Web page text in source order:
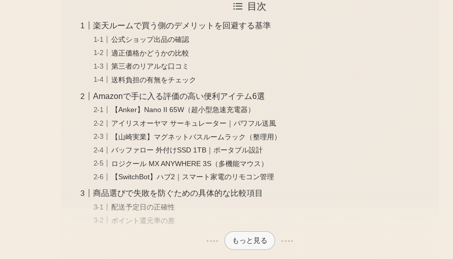
目次
楽天ルームで買う側のデメリットを回避する基準
公式ショップ出品の確認
適正価格かどうかの比較
第三者のリアルな口コミ
送料負担の有無をチェック
Amazonで手に入る評価の高い便利アイテム6選
【Anker】Nano II 65W（超小型急速充電器）
アイリスオーヤマ サーキュレーター｜パワフル送風
【山崎実業】マグネットバスルームラック（整理用）
バッファロー 外付けSSD 1TB｜ポータブル設計
ロジクール MX ANYWHERE 3S（多機能マウス）
【SwitchBot】ハブ2｜スマート家電のリモコン管理
商品選びで失敗を防ぐための具体的な比較項目
配送予定日の正確性
ポイント還元率の差
もっと見る